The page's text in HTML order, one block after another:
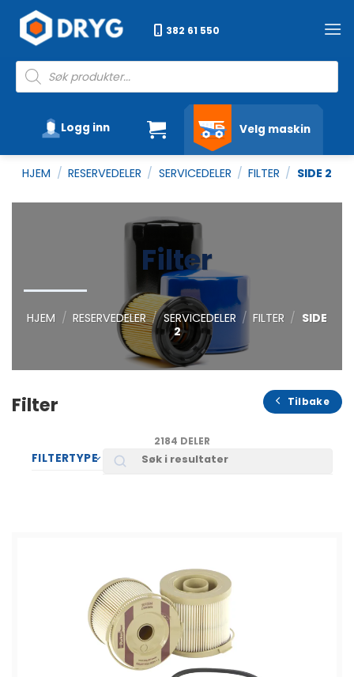
content
382 61 550
Products
search
Velg maskin
Logg inn
HJEM / RESERVEDELER / SERVICEDELER / FILTER / SIDE 2
Filter
HJEM / RESERVEDELER / SERVICEDELER / FILTER / SIDE
2
Filter Tilbake
2184 DELER
FILTERTYPE Search